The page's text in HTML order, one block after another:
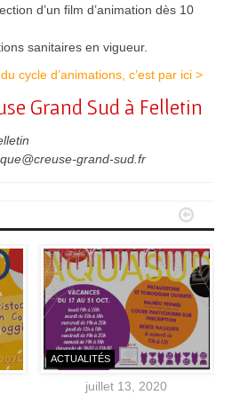
d’un film d’animation dès 10
sanitaires en vigueur.
cycle d’animations, c’est par ici >
Grand Sud à Felletin
grand-sud.fr
ACTUALITÉS
juillet 13, 2020
